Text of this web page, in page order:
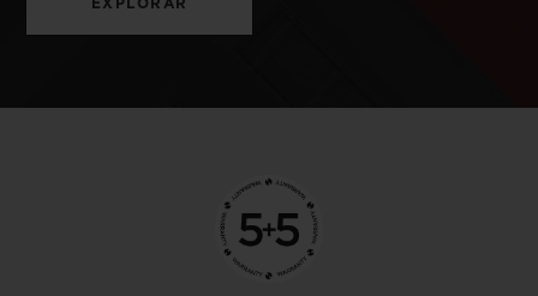
EXPLORAR